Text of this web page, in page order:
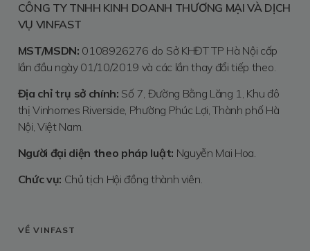
CÔNG TY TNHH KINH DOANH THƯƠNG MẠI VÀ DỊCH
VỤ VINFAST
MST/MSDN: 0108926276 do Sở KHĐT TP Hà Nội cấp
lần đầu ngày 01/10/2019 và các lần thay đổi tiếp theo.
Địa chỉ trụ sở chính: Số 7, Đường Bằng Lăng 1, Khu đô
thị Vinhomes Riverside, Phường Phúc Lợi, Thành phố Hà
Nội, Việt Nam.
Người đại diện theo pháp luật: Nguyễn Mai Hoa.
Chức vụ: Chủ tịch Hội đồng thành viên.
VỀ VINFAST